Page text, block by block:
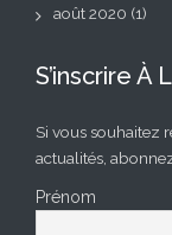
août 2020 (1)
S’inscrire
Si vous souhaitez
actualités,
Prénom